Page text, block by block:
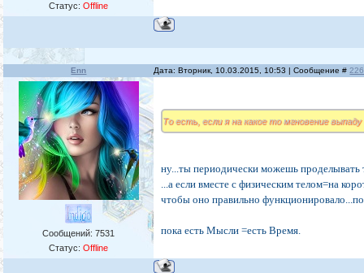
Статус:Offline
Enn Дата: Вторник, 10.03.2015, 10:53 | Сообщение #226
Сообщений:7531
Статус:Offline
То есть, если я на какое то мгновение
ну...ты периодически можешь проделывать
...а если вместе с физическим телом=на
чтобы оно правильно
пока есть Мысли =есть Время.